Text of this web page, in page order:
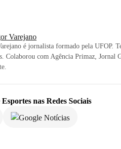
Varejano
é jornalista formado pela UFOP.
Colaborou com Agência Primaz, Jornal
Esportes nas Redes Sociais